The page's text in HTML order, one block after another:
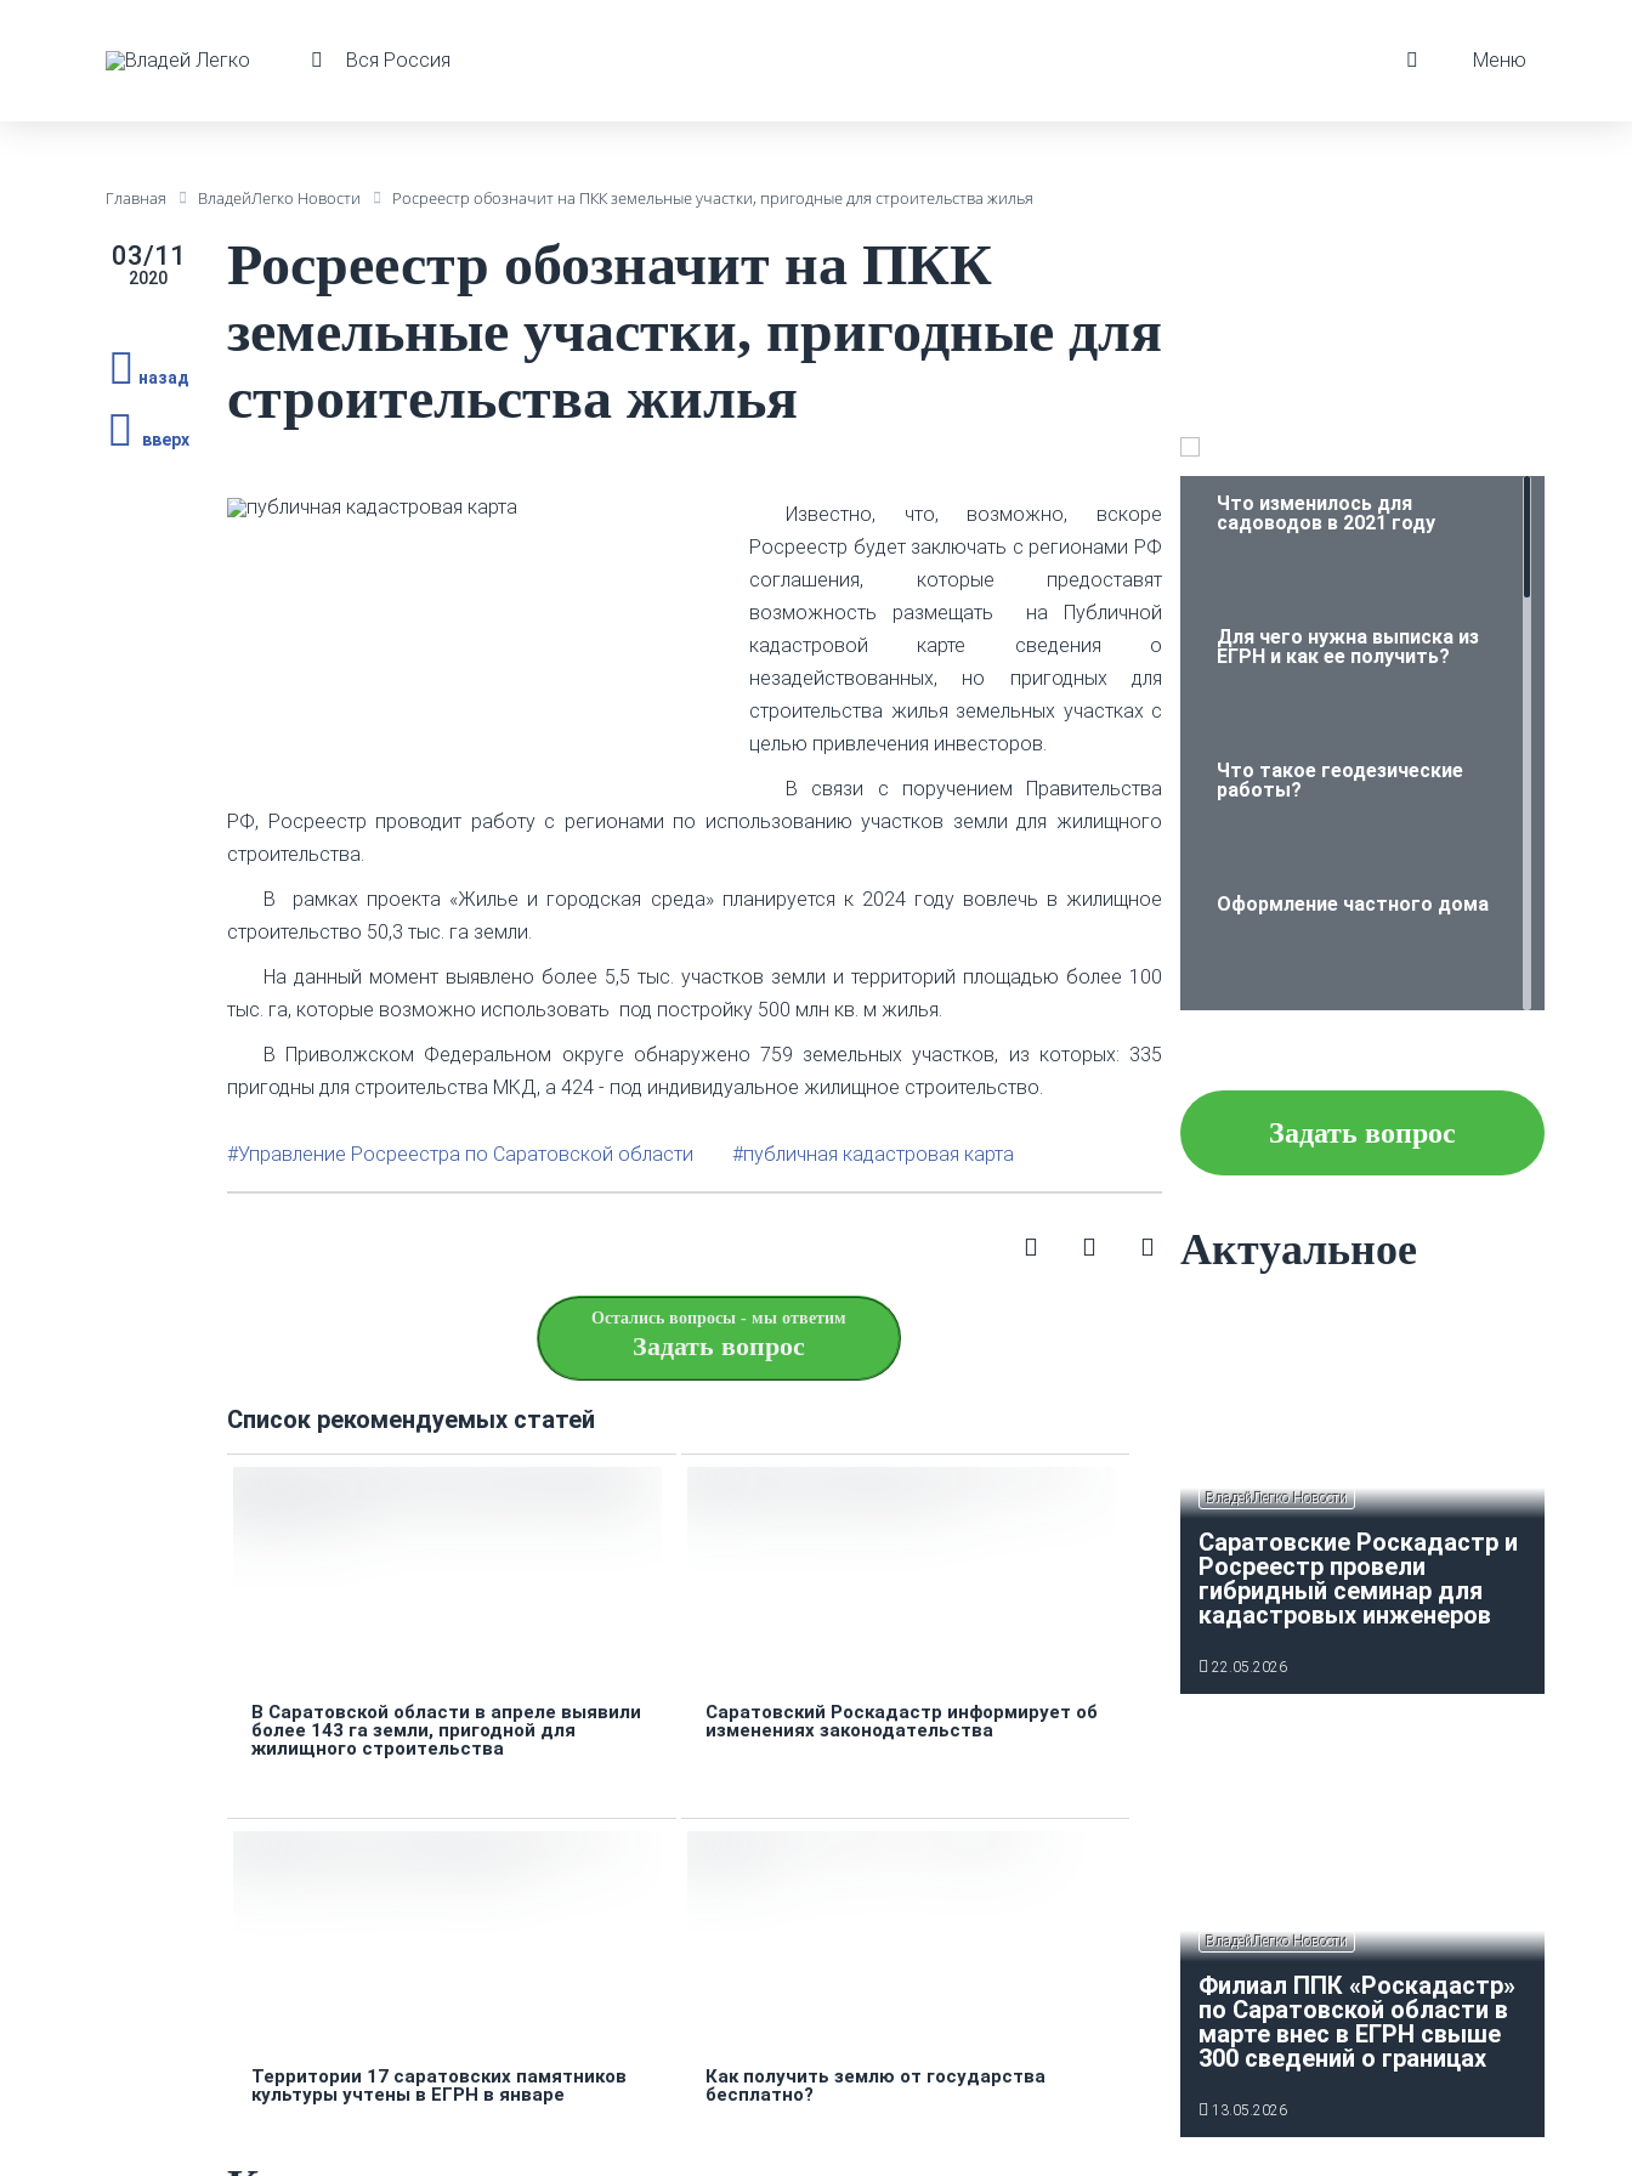
Вся Россия Меню
Главная ВладейЛегко Новости Росреестр обозначит на ПКК земельные участки, пригодные для строительства жилья
03/11
2020
назад
вверх
Росреестр обозначит на ПКК
земельные участки, пригодные для
строительства жилья
Известно, что, возможно, вскоре
Росреестр будет заключать с регионами РФ
соглашения, которые предоставят
возможность размещать на Публичной
кадастровой карте сведения о
незадействованных, но пригодных для
строительства жилья земельных участках с
целью привлечения инвесторов.
В связи с поручением Правительства
РФ, Росреестр проводит работу с регионами по использованию участков земли для жилищного
строительства.
В рамках проекта «Жилье и городская среда» планируется к 2024 году вовлечь в жилищное
строительство 50,3 тыс. га земли.
На данный момент выявлено более 5,5 тыс. участков земли и территорий площадью более 100
тыс. га, которые возможно использовать под постройку 500 млн кв. м жилья.
В Приволжском Федеральном округе обнаружено 759 земельных участков, из которых: 335
пригодны для строительства МКД, а 424 - под индивидуальное жилищное строительство.
#Управление Росреестра по Саратовской области #публичная кадастровая карта
Остались вопросы - мы ответим
Задать вопрос
Список рекомендуемых статей
В Саратовской области в апреле выявили
более 143 га земли, пригодной для
жилищного строительства
Саратовский Роскадастр информирует об
изменениях законодательства
Территории 17 саратовских памятников
культуры учтены в ЕГРН в январе
Как получить землю от государства
бесплатно?
Что изменилось для
садоводов в 2021 году
Для чего нужна выписка из
ЕГРН и как ее получить?
Что такое геодезические
работы?
Оформление частного дома
Что следует знать об
Задать вопрос
Актуальное
ВладейЛегко Новости
Саратовские Роскадастр и
Росреестр провели
гибридный семинар для
кадастровых инженеров
22.05.2026
ВладейЛегко Новости
Филиал ППК «Роскадастр»
по Саратовской области в
марте внес в ЕГРН свыше
300 сведений о границах
13.05.2026